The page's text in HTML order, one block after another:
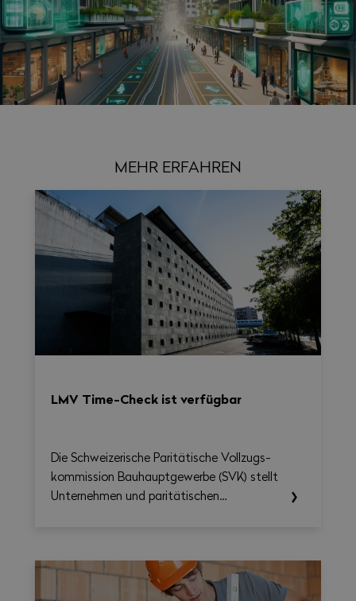
MEHR ERFAHREN
LMV Time-Check ist verfügbar
Die Schweizerische Paritätische Vollzugs­
kommission Bau­haupt­gewerbe (SVK) stellt
Unternehmen und paritätischen
Gesamtarbeitsvertrags 2026–2031
erleichtern soll. Damit lassen sich